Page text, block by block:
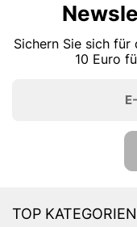
Sichern Sie sich
10 Euro
TOP KATEGORIEN